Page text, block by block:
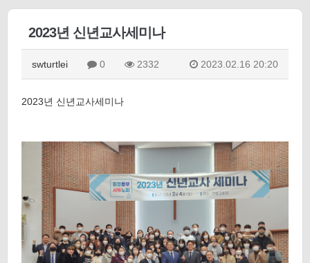
2023년 신년교사세미나
swturtlei 0 2332 2023.02.16 20:20
2023년 신년교사세미나